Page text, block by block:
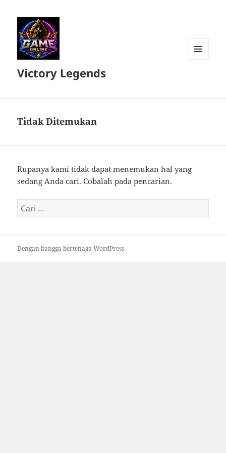
Victory Legends
Tidak Ditemukan
Rupanya kami tidak dapat menemukan hal yang
sedang Anda cari. Cobalah pada pencarian.
Cari
untuk:
Dengan bangga bertenaga WordPress